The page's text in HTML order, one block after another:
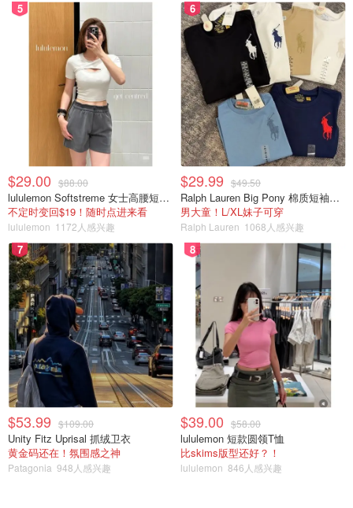
Expedia
Expedia 应该是很多小伙伴订票时候用过的，他家不仅提供
预订航班服务，而且还预订汽车租赁和各种廉价的捆绑套
餐。
Expedia
优点 缺点
网站可靠 退改签风险极高
票价提醒邮件，通知你有好的价
格
升级的机会较少
5
$29.00 $88.00
lululemon Softstreme 女士高腰短裤 10cm
不定时变回$19！随时点进来看
lululemon 1172人感兴趣
6
$29.99 $49.50
Ralph Lauren Big Pony 棉质短袖T恤
男大童！L/XL妹子可穿
Ralph Lauren 1068人感兴趣
7
$53.99 $109.00
Unity Fitz Uprisal 抓绒卫衣
黄金码还在！氛围感之神
Patagonia 948人感兴趣
8
$39.00 $58.00
lululemon 短款圆领T恤
比skims版型还好？！
lululemon 846人感兴趣